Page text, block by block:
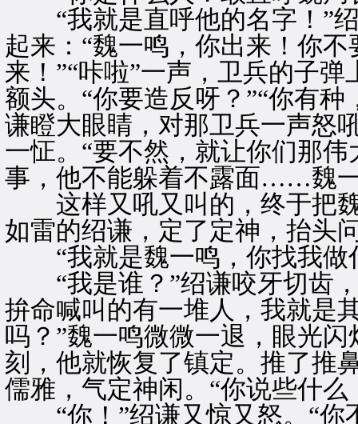
“我就是直呼他的名字！”绍
起来：“魏一鸣，你出来！你
来！”“咔啦”一声，卫兵的子
额头。“你要造反呀？”“你有
谦瞪大眼睛，对那卫兵一声怒
一怔。“要不然，就让你们那
事，他不能躲着不露面……魏
这样又吼又叫的，终于把魏
如雷的绍谦，定了定神，抬头
“我就是魏一鸣，你找我做
“我是谁？”绍谦咬牙切齿，
拚命喊叫的有一堆人，我就是
吗？”魏一鸣微微一退，眼光
刻，他就恢复了镇定。推了推
儒雅，气定神闲。“你说些什
“你！”绍谦又惊又怒。“你